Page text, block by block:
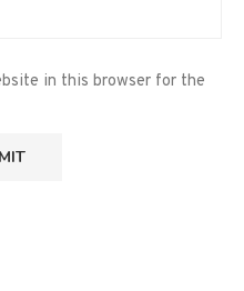
in this browser for the